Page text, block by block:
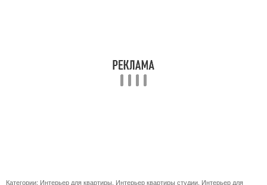
Категории: Интерьер для квартиры, Интерьер квартиры студии, Интерьер для